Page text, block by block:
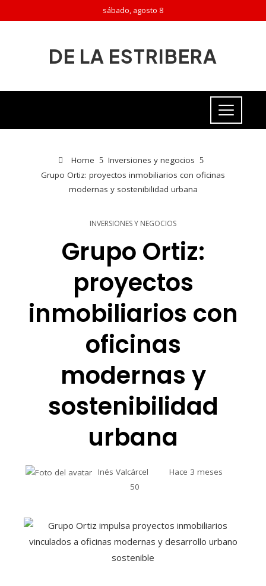
sábado, agosto 8
DE LA ESTRIBERA
Home
Inversiones y negocios
Grupo Ortiz: proyectos inmobiliarios con oficinas
modernas y sostenibilidad urbana
INVERSIONES Y NEGOCIOS
Grupo Ortiz:
proyectos
inmobiliarios con
oficinas
modernas y
sostenibilidad
urbana
Inés Valcárcel
Hace 3 meses
50